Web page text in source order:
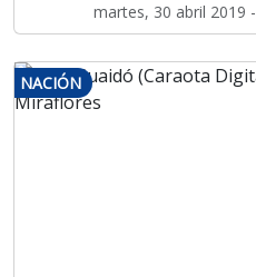
martes, 30 abril 2019 -
NACIÓN